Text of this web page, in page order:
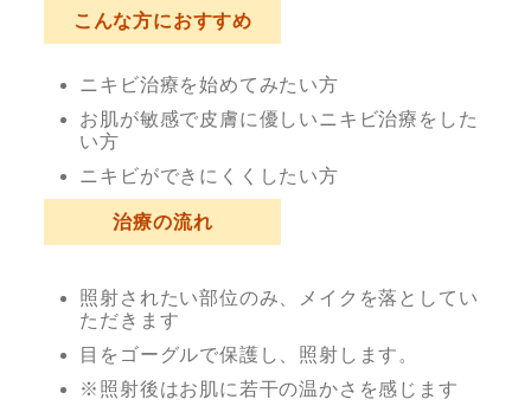
こんな方におすすめ
ニキビ治療を始めてみたい方
お肌が敏感で皮膚に優しいニキビ治療をした
い方
ニキビができにくくしたい方
治療の流れ
照射されたい部位のみ、メイクを落としてい
ただきます
目をゴーグルで保護し、照射します。
※照射後はお肌に若干の温かさを感じます